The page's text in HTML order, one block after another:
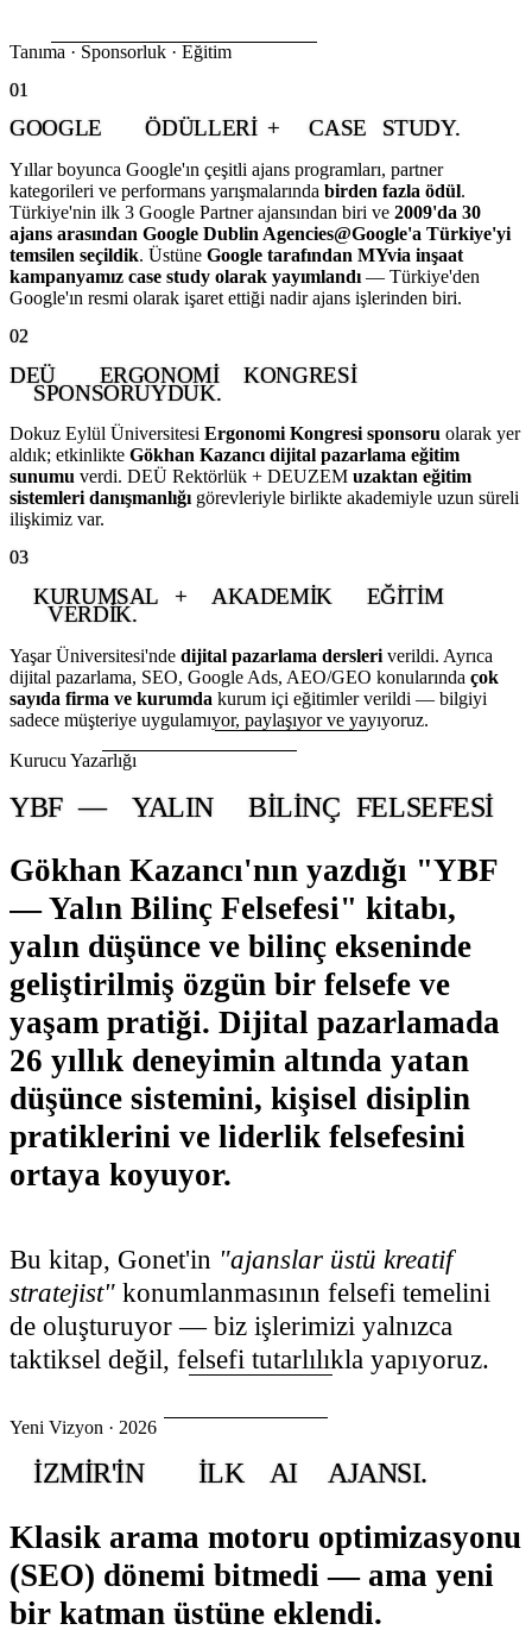
Tanıma · Sponsorluk · Eğitim
01
GOOGLE ÖDÜLLERI + CASE STUDY.
Yıllar boyunca Google'ın çeşitli ajans programları, partner
kategorileri ve performans yarışmalarında birden fazla ödül.
Türkiye'nin ilk 3 Google Partner ajansından biri ve 2009'da 30
ajans arasından Google Dublin Agencies@Google'a Türkiye'yi
temsilen seçildik. Üstüne Google tarafından MYvia inşaat
kampanyamız case study olarak yayımlandı — Türkiye'den
Google'ın resmi olarak işaret ettiği nadir ajans işlerinden biri.
02
DEÜ ERGONOMI KONGRESI
SPONSORUYDUK.
Dokuz Eylül Üniversitesi Ergonomi Kongresi sponsoru olarak yer
aldık; etkinlikte Gökhan Kazancı dijital pazarlama eğitim
sunumu verdi. DEÜ Rektörlük + DEUZEM uzaktan eğitim
sistemleri danışmanlığı görevleriyle birlikte akademiyle uzun süreli
ilişkimiz var.
03
KURUMSAL + AKADEMIK EĞITIM
VERDIK.
Yaşar Üniversitesi'nde dijital pazarlama dersleri verildi. Ayrıca
dijital pazarlama, SEO, Google Ads, AEO/GEO konularında çok
sayıda firma ve kurumda kurum içi eğitimler verildi — bilgiyi
sadece müşteriye uygulamıyor, paylaşıyor ve yayıyoruz.
Kurucu Yazarlığı
YBF — YALIN BILINÇ FELSEFESI
Gökhan Kazancı'nın yazdığı "YBF
— Yalın Bilinç Felsefesi" kitabı,
yalın düşünce ve bilinç ekseninde
geliştirilmiş özgün bir felsefe ve
yaşam pratiği. Dijital pazarlamada
26 yıllık deneyimin altında yatan
düşünce sistemini, kişisel disiplin
pratiklerini ve liderlik felsefesini
ortaya koyuyor.
Bu kitap, Gonet'in "ajanslar üstü kreatif
stratejist" konumlanmasının felsefi temelini
de oluşturuyor — biz işlerimizi yalnızca
taktiksel değil, felsefi tutarlılıkla yapıyoruz.
Yeni Vizyon · 2026
İZMIR'IN ILK AI AJANSI.
Klasik arama motoru optimizasyonu
(SEO) dönemi bitmedi — ama yeni
bir katman üstüne eklendi.